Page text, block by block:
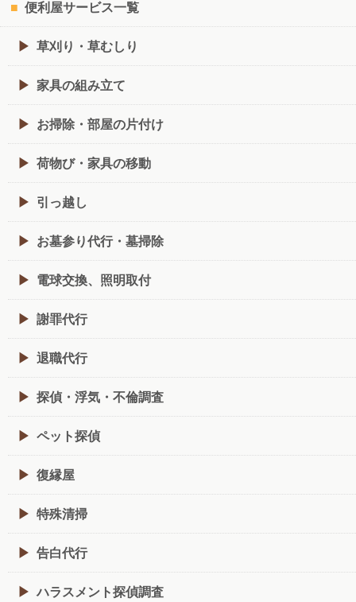
便利屋サービス一覧
草刈り・草むしり
家具の組み立て
お掃除・部屋の片付け
荷物び・家具の移動
引っ越し
お墓参り代行・墓掃除
電球交換、照明取付
謝罪代行
退職代行
探偵・浮気・不倫調査
ペット探偵
復縁屋
特殊清掃
告白代行
ハラスメント探偵調査